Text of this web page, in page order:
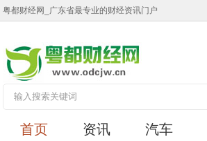
粤都财经网_广东省最专业的财经资讯门户
首页 资讯 汽车